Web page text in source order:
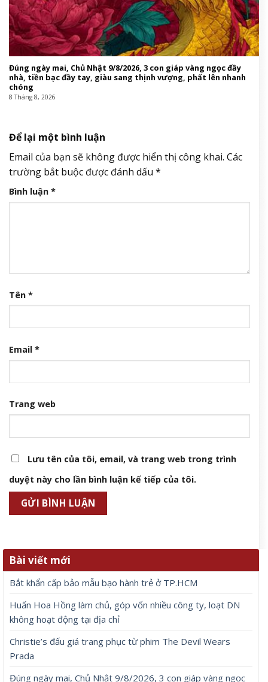
Đúng ngày mai, Chủ Nhật 9/8/2026, 3 con giáp vàng ngọc đầy
nhà, tiền bạc đầy tay, giàu sang thịnh vượng, phất lên nhanh
chóng
8 Tháng 8, 2026
Để lại một bình luận
Email của bạn sẽ không được hiển thị công khai. Các
trường bắt buộc được đánh dấu *
Bình luận *
Tên *
Email *
Trang web
Lưu tên của tôi, email, và trang web trong trình
duyệt này cho lần bình luận kế tiếp của tôi.
Bài viết mới
Bắt khẩn cấp bảo mẫu bạo hành trẻ ở TP.HCM
Huấn Hoa Hồng làm chủ, góp vốn nhiều công ty, loạt DN
không hoạt động tại địa chỉ
Christie’s đấu giá trang phục từ phim The Devil Wears
Prada
Đúng ngày mai, Chủ Nhật 9/8/2026, 3 con giáp vàng ngọc